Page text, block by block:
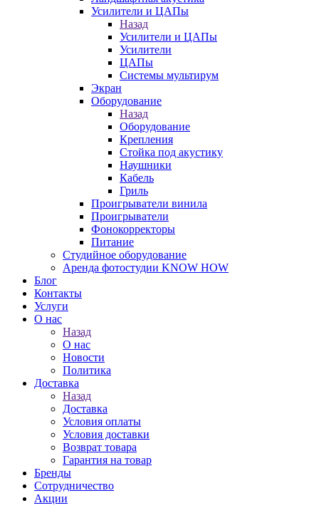
Усилители и ЦАПы
Назад
Усилители и ЦАПы
Усилители
ЦАПы
Системы мультирум
Экран
Оборудование
Назад
Оборудование
Крепления
Стойка под акустику
Наушники
Кабель
Гриль
Проигрыватели винила
Проигрыватели
Фонокорректоры
Питание
Студийное оборудование
Аренда фотостудии KNOW HOW
Блог
Контакты
Услуги
О нас
Назад
О нас
Новости
Политика
Доставка
Назад
Доставка
Условия оплаты
Условия доставки
Возврат товара
Гарантия на товар
Бренды
Сотрудничество
Акции